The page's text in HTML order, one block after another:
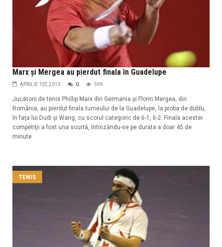
Marx şi Mergea au pierdut finala în Guadelupe
APRILIE 1ST, 2013 0 599
Jucătorii de tenis Phillip Marx din Germania şi Florin Mergea, din
România, au pierdut finala turneului de la Guadelupe, la proba de dublu,
în faţa lui Dudi şi Wang, cu scorul categoric de 6-1, 6-2. Finala acestei
competiţii a fost una scurtă, întinzându-se pe durata a doar 45 de
minute.
TENIS